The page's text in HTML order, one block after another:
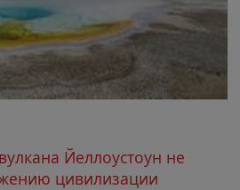
Йеллоустоун не
цивилизации